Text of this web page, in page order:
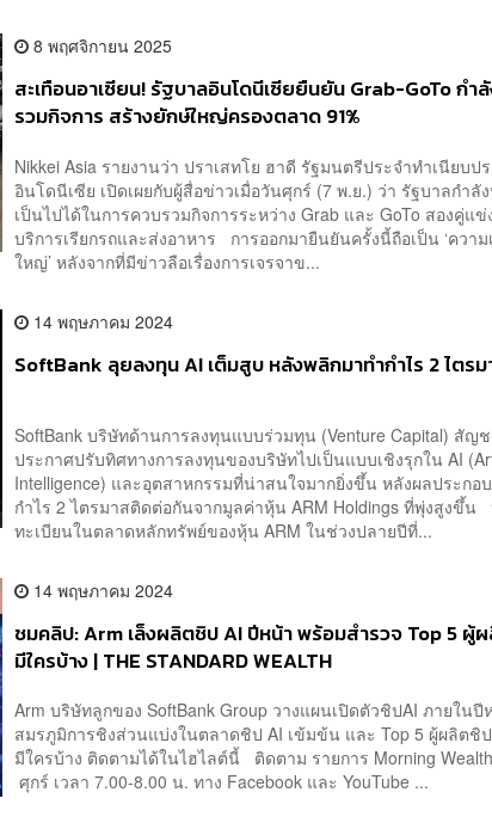
8 พฤศจิกายน 2025
สะเทือนอาเซียน! รัฐบาลอินโดนีเซียยืนยัน Grab-GoTo กำ
รวมกิจการ สร้างยักษ์ใหญ่ครองตลาด 91%
Nikkei Asia รายงานว่า ปราเสทโย ฮาดี รัฐมนตรีประจำทำเนียบป
อินโดนีเซีย เปิดเผยกับผู้สื่อข่าวเมื่อวันศุกร์ (7 พ.ย.) ว่า รัฐบาลกำลั
เป็นไปได้ในการควบรวมกิจการระหว่าง Grab และ GoTo สองคู่แ
บริการเรียกรถและส่งอาหาร การออกมายืนยันครั้งนี้ถือเป็น ‘ความ
ใหญ่’ หลังจากที่มีข่าวลือเรื่องการเจรจาข...
14 พฤษภาคม 2024
SoftBank ลุยลงทุน AI เต็มสูบ หลังพลิกมาทำกำไร 2 ไตร
SoftBank บริษัทด้านการลงทุนแบบร่วมทุน (Venture Capital) สัญ
ประกาศปรับทิศทางการลงทุนของบริษัทไปเป็นแบบเชิงรุกใน AI
Intelligence) และอุตสาหกรรมที่น่าสนใจมากยิ่งขึ้น หลังผลประกอ
กำไร 2 ไตรมาสติดต่อกันจากมูลค่าหุ้น ARM Holdings ที่พุ่งสูงขึ้น
ทะเบียนในตลาดหลักทรัพย์ของหุ้น ARM ในช่วงปลายปีที่...
14 พฤษภาคม 2024
ชมคลิป: Arm เล็งผลิตชิป AI ปีหน้า พร้อมสำรวจ Top 5 ผู้
มีใครบ้าง | THE STANDARD WEALTH
Arm บริษัทลูกของ SoftBank Group วางแผนเปิดตัวชิปAI ภายในปี
สมรภูมิการชิงส่วนแบ่งในตลาดชิป AI เข้มข้น และ Top 5 ผู้ผลิตชิ
มีใครบ้าง ติดตามได้ในไฮไลต์นี้ ติดตาม รายการ Morning
ศุกร์ เวลา 7.00-8.00 น. ทาง Facebook และ YouTube ...